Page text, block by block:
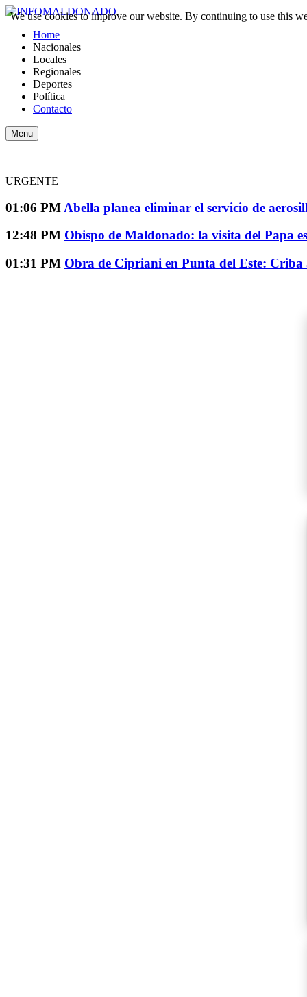
Home
Nacionales
Locales
Regionales
Deportes
Política
Contacto
Menu
URGENTE
01:06 PM Abella planea eliminar el servicio de
12:48 PM Obispo de Maldonado: la visita del Papa
01:31 PM Obra de Cipriani en Punta del Este: Criba
We use cookies to improve our website. By continuing to use this